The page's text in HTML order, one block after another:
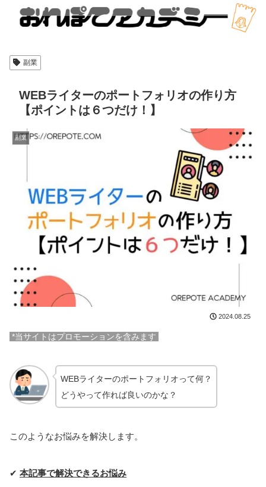
副業
WEBライターのポートフォリオの作り方
【ポイントは６つだけ！】
副業
2024.08.25
*当サイトはプロモーションを含みます
WEBライターのポートフォリオって何？
どうやって作れば良いのかな？
このようなお悩みを解決します。
✔ 本記事で解決できるお悩み